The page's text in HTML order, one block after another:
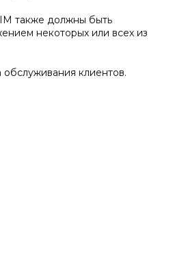
также должны быть
некоторых или всех из
клиентов.